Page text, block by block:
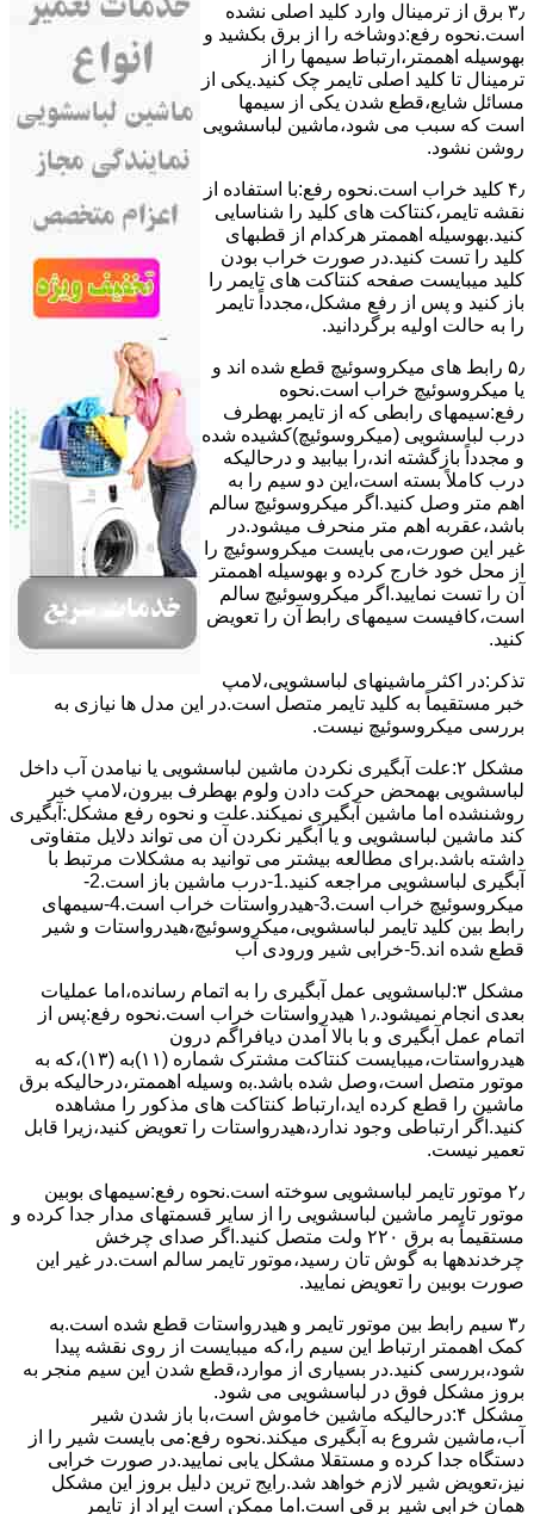
۳٫ ﺑﺮق از ﺗﺮﻣﯿﻨﺎل وارد ﮐﻠﯿﺪ اﺻﻠﯽ ﻧﺸﺪه
است.نحوه رﻓﻊ:دوشاخه را از ﺑﺮق بکشید و
بهوسیله اهممتر،ارﺗﺒﺎط سیمها را از
ﺗﺮﻣﯿﻨﺎل ﺗﺎ ﮐﻠﯿﺪ اﺻﻠﯽ ﺗﺎﯾﻤﺮ چک کنید.یکی از
مسائل شایع،ﻗﻄﻊ شدن ﯾﮑﯽ از سیمها
است که سبب می شود،ﻣﺎﺷﯿﻦ لباسشویی
روﺷﻦ نشود.
۴٫ ﮐﻠﯿﺪ ﺧﺮاب اﺳﺖ.نحوه رفع:ﺑﺎ اﺳﺘﻔﺎده از
ﻧﻘﺸﻪ ﺗﺎﯾﻤﺮ،ﮐﻨﺘﺎﮐﺖ ﻫﺎی ﮐﻠﯿﺪ را ﺷﻨﺎﺳﺎﯾﯽ
کنید.بهوسیله اهممتر هرکدام از قطبهای
ﮐﻠﯿﺪ را ﺗﺴﺖ ﮐﻨﯿﺪ.در ﺻﻮرت ﺧﺮاب ﺑﻮدن
ﮐﻠﯿﺪ میبایست ﺻﻔﺤﻪ ﮐﻨﺘﺎﮐﺖ ﻫﺎی ﺗﺎﯾﻤﺮ را
باز کنید و ﭘﺲ از رﻓﻊ مشکل،مجدداً ﺗﺎﯾﻤﺮ
را به حالت اوﻟﯿﻪ برگردانید.
۵٫ رابط های ﻣﯿﮑﺮوﺳﻮﺋﯿﭻ ﻗﻄﻊ شده اند و
ﯾﺎ ﻣﯿﮑﺮوﺳﻮﺋﯿﭻ ﺧﺮاب اﺳﺖ.نحوه
رفع:سیمهای راﺑﻄﯽ ﮐﻪ از ﺗﺎﯾﻤﺮ بهطرف
درب لباسشویی (ﻣﯿﮑﺮوﺳﻮﺋﯿﭻ)کشیده شده
و مجدداً بازگشته اند،را ﺑﯿﺎﺑﯿﺪ و درحالیکه
درب کاملاً ﺑﺴﺘﻪ اﺳﺖ،اﯾﻦ دو ﺳﯿﻢ را ﺑﻪ
اﻫﻢ ﻣﺘﺮ وصل کنید.اﮔﺮ ﻣﯿﮑﺮوﺳﻮﺋﯿﭻ ﺳﺎﻟﻢ
ﺑﺎﺷﺪ،ﻋﻘﺮﺑﻪ اهم متر ﻣﻨﺤﺮف میشود.در
ﻏﯿﺮ اﯾﻦ ﺻﻮرت،می بایست ﻣﯿﮑﺮوﺳﻮﺋﯿﭻ را
از ﻣﺤﻞ خود ﺧﺎرج کرده و بهوسیله اهممتر
آن را ﺗﺴﺖ ﻧﻤﺎﯾﯿﺪ.اﮔﺮ ﻣﯿﮑﺮوﺳﻮﺋﯿﭻ ﺳﺎﻟﻢ
اﺳﺖ،ﮐﺎﻓﯿﺴﺖ سیمهای راﺑﻄ آن را ﺗﻌﻮﯾﺾ
کنید.
ﺗﺬﮐﺮ:در اﮐﺜﺮ ماشینهای لباسشویی،ﻻﻣﭗ
ﺧﺒﺮ مستقیماً ﺑﻪ ﮐﻠﯿﺪ ﺗﺎﯾﻤﺮ ﻣﺘﺼﻞ اﺳﺖ.در اﯾﻦ مدل ها ﻧﯿﺎزی ﺑﻪ
بررسی ﻣﯿﮑﺮوﺳﻮﺋﯿﭻ نیست.
مشکل ۲:علت آبگیری نکردن ماشین لباسشویی یا نیامدن آب داخل
لباسشویی بهمحض ﺣﺮﮐﺖ دادن وﻟﻮم بهطرف ﺑﯿﺮون،ﻻﻣﭗ ﺧﺒﺮ
روشنشده اﻣﺎ ﻣﺎﺷﯿﻦ آﺑﮕﯿﺮی نمیکند.ﻋﻠﺖ و نحوه رﻓﻊ مشکل:آبگیری
کند ماشین لباسشویی و یا آبگیر نکردن آن می تواند دلایل متفاوتی
داشته باشد.برای مطالعه بیشتر می توانید به مشکلات مرتبط با
آبگیری لباسشویی مراجعه کنید.1-درب ﻣﺎﺷﯿﻦ ﺑﺎز اﺳﺖ.2-
ﻣﯿﮑﺮوﺳﻮﺋﯿﭻ ﺧﺮاب اﺳﺖ.3-ﻫﯿﺪرواﺳﺘﺎت ﺧﺮاب اﺳﺖ.4-سیمهای
راﺑﻂ ﺑﯿﻦ ﮐﻠﯿﺪ ﺗﺎﯾﻤﺮ لباسشویی،ﻣﯿﮑﺮوﺳﻮﺋﯿﭻ،ﻫﯿﺪرواﺳﺘﺎت و ﺷﯿﺮ
ﻗﻄﻊ ﺷﺪه اند.5-خرابی شیر ورودی آب
مشکل ۳:لباسشویی ﻋﻤﻞ آﺑﮕﯿﺮی را ﺑﻪ اﺗﻤﺎم رﺳﺎﻧﺪه،اﻣﺎ ﻋﻤﻠﯿﺎت
ﺑﻌﺪی اﻧﺠﺎم نمیشود.۱٫ ﻫﯿﺪرواﺳﺘﺎت ﺧﺮاب اﺳﺖ.نحوه رﻓﻊ:ﭘﺲ از
اﺗﻤﺎم عمل آﺑﮕﯿﺮی و ﺑﺎ ﺑﺎﻻ آﻣﺪن دﯾﺎﻓﺮاﮔﻢ درون
ﻫﯿﺪرواﺳﺘﺎت،میبایست ﮐﻨﺘﺎﮐﺖ ﻣﺸﺘﺮک شماره (۱۱)به (۱۳)،ﮐﻪ ﺑﻪ
ﻣﻮﺗﻮر ﻣﺘﺼﻞ اﺳﺖ،وﺻﻞ ﺷﺪه ﺑﺎﺷﺪ.ﺑه وسیله اهممتر،درحالیکه ﺑﺮق
ﻣﺎﺷﯿﻦ را ﻗﻄﻊ کرده اید،ارﺗﺒﺎط ﮐﻨﺘﺎﮐﺖ ﻫﺎی ﻣﺬﮐﻮر را ﻣﺸﺎﻫﺪه
کنید.اﮔﺮ ارﺗﺒﺎطی وجود ندارد،ﻫﯿﺪرواﺳﺘﺎت را ﺗﻌﻮﯾﺾ ﮐﻨﯿﺪ،زﯾﺮا قابل
ﺗﻌﻤﯿﺮ نیست.
۲٫ ﻣﻮﺗﻮر ﺗﺎﯾﻤﺮ لباسشویی ﺳﻮﺧﺘﻪ اﺳﺖ.نحوه رﻓﻊ:سیمهای ﺑﻮﺑﯿﻦ
ﻣﻮﺗﻮر ﺗﺎﯾﻤﺮ ماشین لباسشویی را از ﺳﺎﯾﺮ قسمتهای ﻣﺪار ﺟﺪا کرده و
مستقیماً ﺑﻪ برق ۲۲۰ وﻟﺖ ﻣﺘﺼﻞ کنید.اﮔﺮ ﺻﺪای ﭼﺮﺧﺶ
چرخدندهها به گوش تان رﺳﯿﺪ،ﻣﻮﺗﻮر ﺗﺎﯾﻤﺮ ﺳﺎﻟﻢ اﺳﺖ.در ﻏﯿﺮ اﯾﻦ
ﺻﻮرت ﺑﻮﺑﯿﻦ را ﺗﻌﻮﯾﺾ ﻧﻤﺎﯾﯿﺪ.
۳٫ ﺳﯿﻢ راﺑﻂ ﺑﯿﻦ ﻣﻮﺗﻮر ﺗﺎﯾﻤﺮ و ﻫﯿﺪرواﺳﺘﺎت ﻗﻄﻊ ﺷﺪه اﺳﺖ.به
کمک اهممتر ارﺗﺒﺎط اﯾﻦ ﺳﯿﻢ را،ﮐﻪ میبایست از روی ﻧﻘﺸﻪ ﭘﯿﺪا
ﺷﻮد،بررسی ﮐﻨﯿﺪ.در ﺑﺴﯿﺎری از موارد،ﻗﻄﻊ ﺷﺪن اﯾﻦ ﺳﯿﻢ ﻣﻨﺠﺮ ﺑﻪ
ﺑﺮوز مشکل ﻓﻮق در لباسشویی می شود.
مشکل ۴:درحالیکه ﻣﺎﺷﯿﻦ ﺧﺎﻣﻮش اﺳﺖ،ﺑﺎ ﺑﺎز ﺷﺪن ﺷﯿﺮ
آب،ﻣﺎﺷﯿﻦ ﺷﺮوع ﺑﻪ آﺑﮕﯿﺮی میکند.نحوه رﻓﻊ:می بایست ﺷﯿﺮ را از
دستگاه جدا کرده و مستقلا مشکل یابی نمایید.در صورت خرابی
نیز،تعویض شیر لازم خواهد شد.رایج ترین دلیل بروز این مشکل
همان خرابی شیر برقی است.اما ممکن است ایراد از تایمر